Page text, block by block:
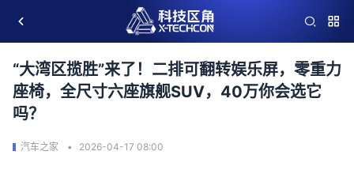
“大湾区揽胜”来了！二排可翻转娱乐屏，零重力
座椅，全尺寸六座旗舰SUV，40万你会选它
吗？
汽车之家 2026-04-17 08:00